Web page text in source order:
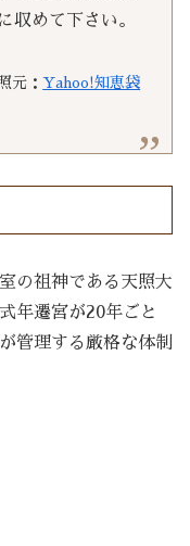
収めて下さい。
元：Yahoo!知恵袋
の祖神である天照大
年遷宮が20年ごと
管理する厳格な体制